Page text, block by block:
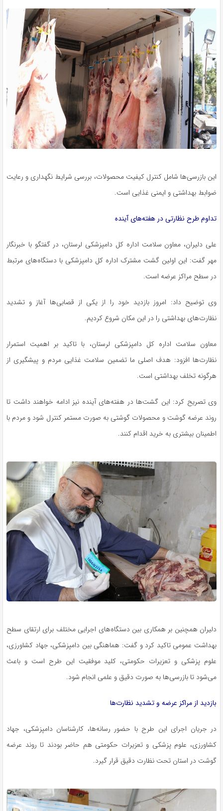
این بازرسی‌ها شامل کنترل کیفیت محصولات، بررسی شرایط نگهداری و رعایت
ضوابط بهداشتی و ایمنی غذایی است.
تداوم طرح نظارتی در هفته‌های آینده
علی دلیران، معاون سلامت اداره کل دامپزشکی لرستان، در گفتگو با خبرنگار
مهر گفت: این اولین گشت مشترک اداره کل دامپزشکی با دستگاه‌های مرتبط
در سطح مراکز عرضه است.
وی توضیح داد: امروز بازدید خود را از یکی از قصابی‌ها آغاز و تشدید
نظارت‌های بهداشتی را در این مکان شروع کردیم.
معاون سلامت اداره کل دامپزشکی لرستان، با تاکید بر اهمیت استمرار
نظارت‌ها افزود: هدف اصلی ما تضمین سلامت غذایی مردم و پیشگیری از
هرگونه تخلف بهداشتی است.
وی تصریح کرد: این گشت‌ها در هفته‌های آینده نیز ادامه خواهند داشت تا
روند عرضه گوشت و محصولات گوشتی به صورت مستمر کنترل شود و مردم با
اطمینان بیشتری به خرید اقدام کنند.
دلیران همچنین بر همکاری بین دستگاه‌های اجرایی مختلف برای ارتقای سطح
بهداشت عمومی تاکید کرد و گفت: هماهنگی بین دامپزشکی، جهاد کشاورزی،
علوم پزشکی و تعزیرات حکومتی، کلید موفقیت این طرح است و باعث
می‌شود تا بازرسی‌ها به صورت دقیق و علمی انجام شود.
بازدید از مراکز عرضه و تشدید نظارت‌ها
در جریان اجرای این طرح با حضور رسانه‌ها، کارشناسان دامپزشکی، جهاد
کشاورزی، علوم پزشکی و تعزیرات حکومتی هم حاضر بودند تا روند عرضه
گوشت در استان تحت نظارت دقیق قرار گیرد.